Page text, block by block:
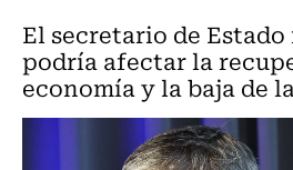
El secretario de
podría afectar la
economía y la baja de